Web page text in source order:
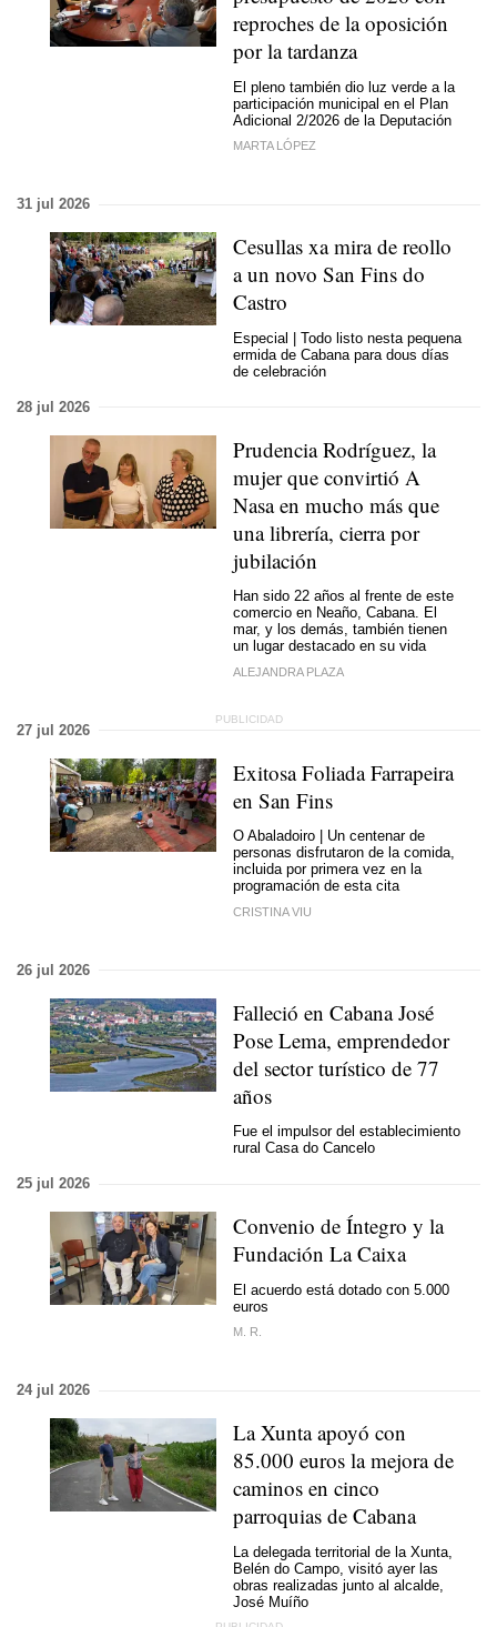
reproches de la oposición
por la tardanza
El pleno también dio luz verde a la
participación municipal en el Plan
Adicional 2/2026 de la Deputación
MARTA LÓPEZ
31 jul 2026
Cesullas xa mira de reollo
a un novo San Fins do
Castro
Especial | Todo listo nesta pequena
ermida de Cabana para dous días
de celebración
28 jul 2026
Prudencia Rodríguez, la
mujer que convirtió A
Nasa en mucho más que
una librería, cierra por
jubilación
Han sido 22 años al frente de este
comercio en Neaño, Cabana. El
mar, y los demás, también tienen
un lugar destacado en su vida
ALEJANDRA PLAZA
27 jul 2026
Exitosa Foliada Farrapeira
en San Fins
O Abaladoiro | Un centenar de
personas disfrutaron de la comida,
incluida por primera vez en la
programación de esta cita
CRISTINA VIU
26 jul 2026
Falleció en Cabana José
Pose Lema, emprendedor
del sector turístico de 77
años
Fue el impulsor del establecimiento
rural Casa do Cancelo
25 jul 2026
Convenio de Íntegro y la
Fundación La Caixa
El acuerdo está dotado con 5.000
euros
M. R.
24 jul 2026
La Xunta apoyó con
85.000 euros la mejora de
caminos en cinco
parroquias de Cabana
La delegada territorial de la Xunta,
Belén do Campo, visitó ayer las
obras realizadas junto al alcalde,
José Muíño